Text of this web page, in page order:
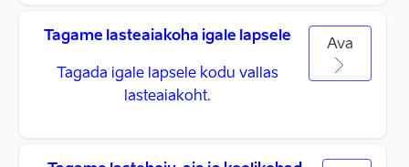
Tagame lasteaiakoha igale lapsele
Tagada igale lapsele kodu vallas
lasteaiakoht.
Ava